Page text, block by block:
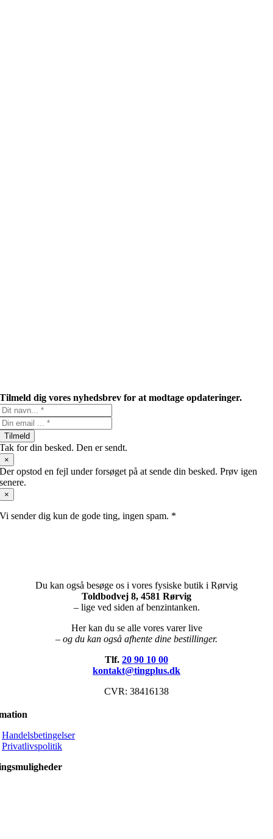
Tilmeld dig vores nyhedsbrev for at modtage opdateringer.
Tilmeld
Tak for din besked. Den er sendt.
×
Der opstod en fejl under forsøget på at sende din besked. Prøv igen
senere.
×
Vi sender dig kun de gode ting, ingen spam. *
Du kan også besøge os i vores fysiske butik i Rørvig
Toldbodvej 8, 4581 Rørvig
– lige ved siden af benzintanken.
Her kan du se alle vores varer live
– og du kan også afhente dine bestillinger.
Tlf. 20 90 10 00
kontakt@tingplus.dk
CVR: 38416138
Handelsbetingelser
Privatlivspolitik